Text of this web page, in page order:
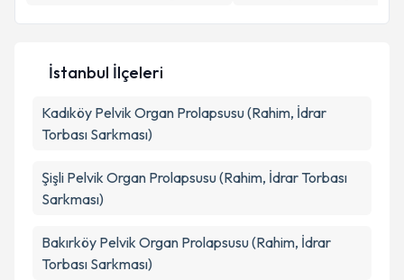
E-posta Adresiniz
Kişisel verilerimin işlenmesine ilişkinAydınlatma
Metni'ni okudum ve kişisel verilerimin belirtilen
İstanbul İlçeleri
Kadıköy Pelvik Organ Prolapsusu (Rahim, İdrar
Torbası Sarkması)
Şişli Pelvik Organ Prolapsusu (Rahim, İdrar Torbası
Sarkması)
Bakırköy Pelvik Organ Prolapsusu (Rahim, İdrar
Torbası Sarkması)